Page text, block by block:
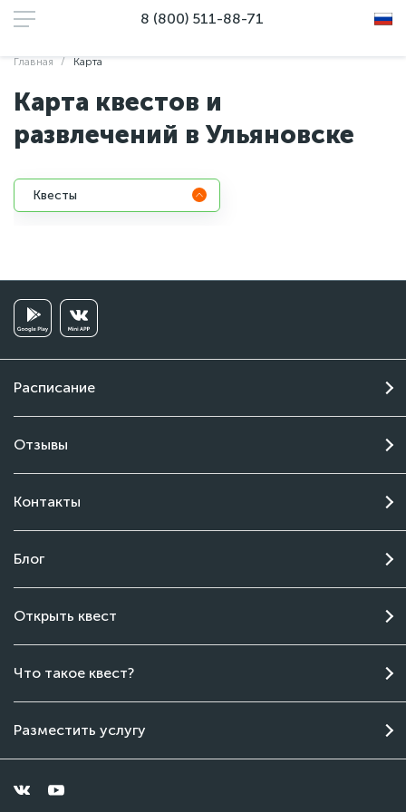
8 (800) 511-88-71
Главная Карта
Карта квестов и
развлечений в Ульяновске
Квесты
Расписание
Отзывы
Контакты
Блог
Открыть квест
Что такое квест?
Разместить услугу
Онлайн